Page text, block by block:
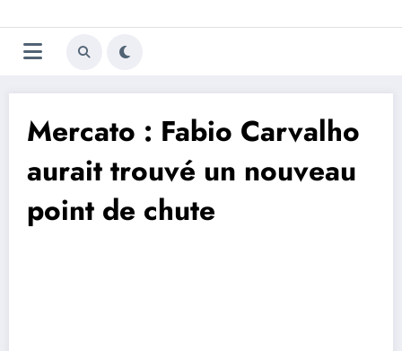
au
contenu
Trivela
L'actualité du football
Mercato : Fabio Carvalho
aurait trouvé un nouveau
point de chute